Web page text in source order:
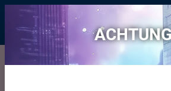
Bis zu 20 € Rabatt* mit dem Vorteils-Code
11.08.2026